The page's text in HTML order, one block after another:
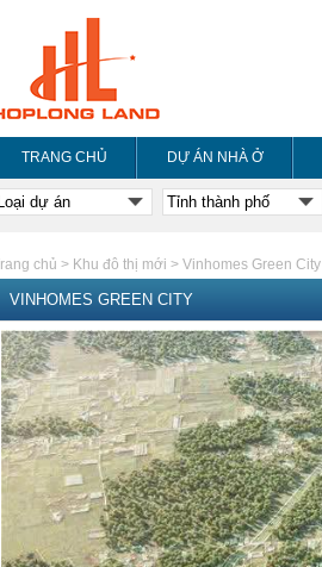
TRANG CHỦ DỰ ÁN NHÀ Ở
chủ > Khu đô thị mới > Vinhomes Green City
VINHOMES GREEN CITY